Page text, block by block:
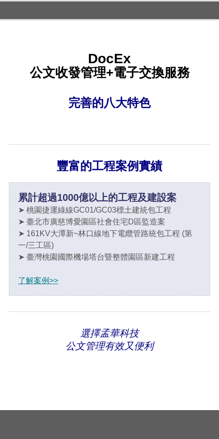
DocEx
公文收發管理+電子交換服務
完善的八大特色
豐富的工程案例實績
累計超過1000億以上的工程及建設案
➤ 桃園捷運綠線GC01/GC03標土建統包工程
➤ 臺北市廣慈博愛園區社會住宅D區監造案
➤ 161KV大潭新~林口線地下電纜管路統包工程 (第
一/三工區)
➤ 臺灣桃園國際機場塔台暨整體園區新建工程
了解案例>>
選擇孟華科技
公文管理有效又便利